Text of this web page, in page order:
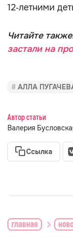
12‑летними
Читайте
застали на
АЛЛА
Автор статьи
Валерия
Ссылка
главная